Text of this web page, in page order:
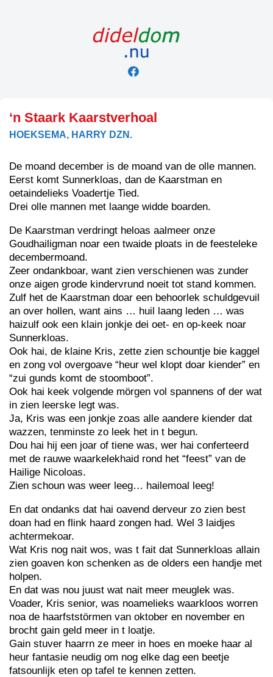
‘n Staark Kaarstverhoal
HOEKSEMA, HARRY DZN.
De moand december is de moand van de olle mannen.
Eerst komt Sunnerkloas, dan de Kaarstman en
oetaindelieks Voadertje Tied.
Drei olle mannen met laange widde boarden.
De Kaarstman verdringt heloas aalmeer onze
Goudhailigman noar een twaide ploats in de feesteleke
decembermoand.
Zeer ondankboar, want zien verschienen was zunder
onze aigen grode kindervrund noeit tot stand kommen.
Zulf het de Kaarstman doar een behoorlek schuldgevuil
an over hollen, want ains … huil laang leden … was
haizulf ook een klain jonkje dei oet- en op-keek noar
Sunnerkloas.
Ook hai, de klaine Kris, zette zien schountje bie kaggel
en zong vol overgoave “heur wel klopt doar kiender” en
“zui gunds komt de stoomboot”.
Ook hai keek volgende mörgen vol spannens of der wat
in zien leerske legt was.
Ja, Kris was een jonkje zoas alle aandere kiender dat
wazzen, tenminste zo leek het in t begun.
Dou hai hij een joar of tiene was, wer hai conferteerd
met de rauwe waarkelekhaid rond het “feest” van de
Hailige Nicoloas.
Zien schoun was weer leeg… hailemoal leeg!
En dat ondanks dat hai oavend derveur zo zien best
doan had en flink haard zongen had. Wel 3 laidjes
achtermekoar.
Wat Kris nog nait wos, was t fait dat Sunnerkloas allain
zien goaven kon schenken as de olders een handje met
holpen.
En dat was nou juust wat nait meer meuglek was.
Voader, Kris senior, was noamelieks waarkloos worren
noa de haarfststörmen van oktober en november en
brocht gain geld meer in t loatje.
Gain stuver haarrn ze meer in hoes en moeke haar al
heur fantasie neudig om nog elke dag een beetje
fatsounlijk eten op tafel te kennen zetten.